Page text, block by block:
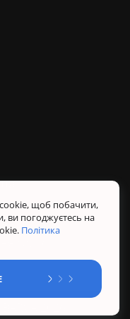
ТМ BARVA
сайтом
щоб побачити,
ви погоджуєтесь на
Політика